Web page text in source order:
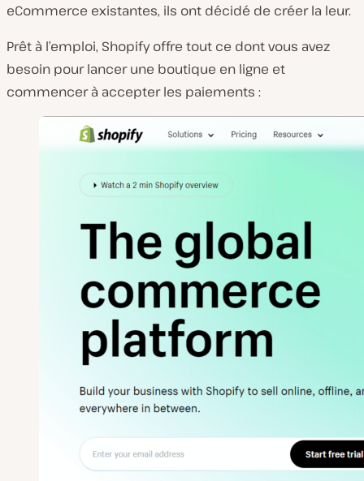
eCommerce existantes, ils ont décidé de créer la leur.
Prêt à l’emploi, Shopify offre tout ce dont vous avez
besoin pour lancer une boutique en ligne et
commencer à accepter les paiements :